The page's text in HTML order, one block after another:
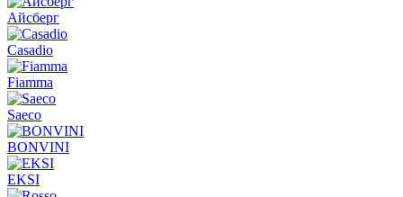
Айсберг
Casadio
Fiamma
Saeco
BONVINI
EKSI